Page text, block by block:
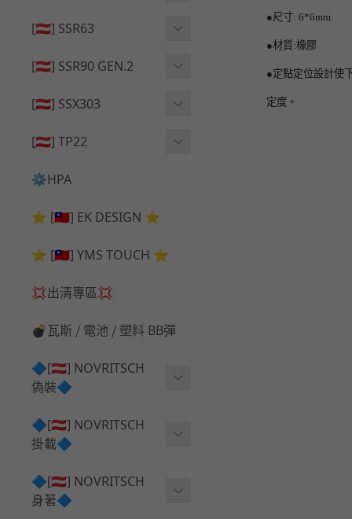
🟦 主體 ⧸ 彈匣
[🇦🇹] SSR63
🆙 升級 ⧸ 部件
[🇦🇹] SSR90 GEN.2
🆙 升級 ⧸ 部件
[🇦🇹] SSX303
🔄 原廠 ⧸ 零件
🆙 升級 ⧸ 部件
[🇦🇹] TP22
🔄 原廠 ⧸ 零件
🆙 升級 ⧸ 部件
⚙️HPA
⭐ [🇹🇼] EK DESIGN ⭐
⭐ [🇹🇼] YMS TOUCH ⭐
💢出清專區💢
💣瓦斯 ⧸ 電池 ⧸ 塑料 BB彈
🔷[🇦🇹] NOVRITSCH
偽裝🔷
上衣夾克 ⧸ Jacket
兜帽 ⧸ Hood
手持 裝備 ⧸ 偽裝
🔷[🇦🇹] NOVRITSCH
掛載🔷
AR ⧸ DMR 彈匣用
SMG ⧸ SSR90 彈匣用
🔷[🇦🇹] NOVRITSCH
身著🔷
●尺寸: 6*6mm
●材質:橡膠
●定點定位設計使
定度。